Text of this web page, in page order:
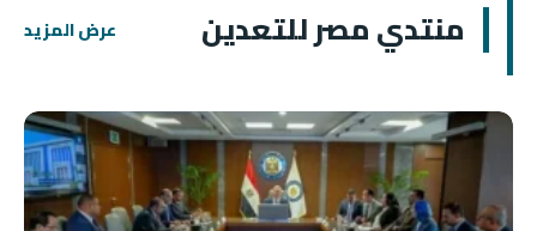
منتدي مصر للتعدين عرض المزيد